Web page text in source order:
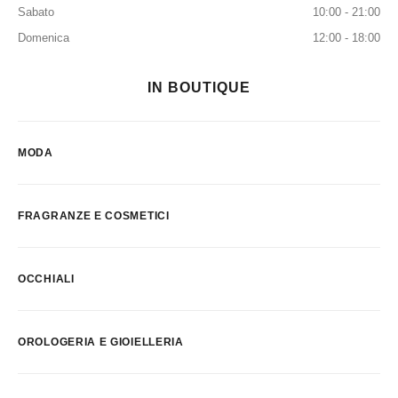
Sabato
10:00 - 21:00
Domenica
12:00 - 18:00
IN BOUTIQUE
MODA
FRAGRANZE E COSMETICI
OCCHIALI
OROLOGERIA E GIOIELLERIA